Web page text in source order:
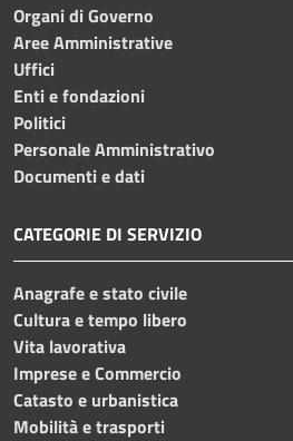
Organi di Governo
Aree Amministrative
Uffici
Enti e fondazioni
Politici
Personale Amministrativo
Documenti e dati
CATEGORIE DI SERVIZIO
Anagrafe e stato civile
Cultura e tempo libero
Vita lavorativa
Imprese e Commercio
Catasto e urbanistica
Mobilità e trasporti